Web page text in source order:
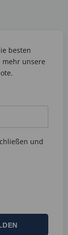
besten
mehr unsere
und